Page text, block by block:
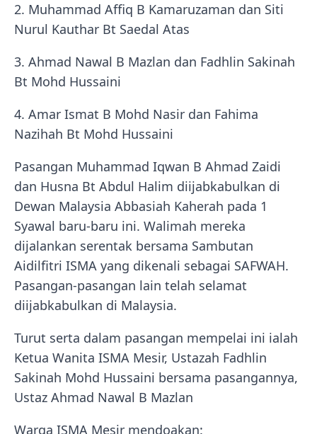
2. Muhammad Affiq B Kamaruzaman dan Siti
Nurul Kauthar Bt Saedal Atas
3. Ahmad Nawal B Mazlan dan Fadhlin Sakinah
Bt Mohd Hussaini
4. Amar Ismat B Mohd Nasir dan Fahima
Nazihah Bt Mohd Hussaini
Pasangan Muhammad Iqwan B Ahmad Zaidi
dan Husna Bt Abdul Halim diijabkabulkan di
Dewan Malaysia Abbasiah Kaherah pada 1
Syawal baru-baru ini. Walimah mereka
dijalankan serentak bersama Sambutan
Aidilfitri ISMA yang dikenali sebagai SAFWAH.
Pasangan-pasangan lain telah selamat
diijabkabulkan di Malaysia.
Turut serta dalam pasangan mempelai ini ialah
Ketua Wanita ISMA Mesir, Ustazah Fadhlin
Sakinah Mohd Hussaini bersama pasangannya,
Ustaz Ahmad Nawal B Mazlan
Warga ISMA Mesir mendoakan: